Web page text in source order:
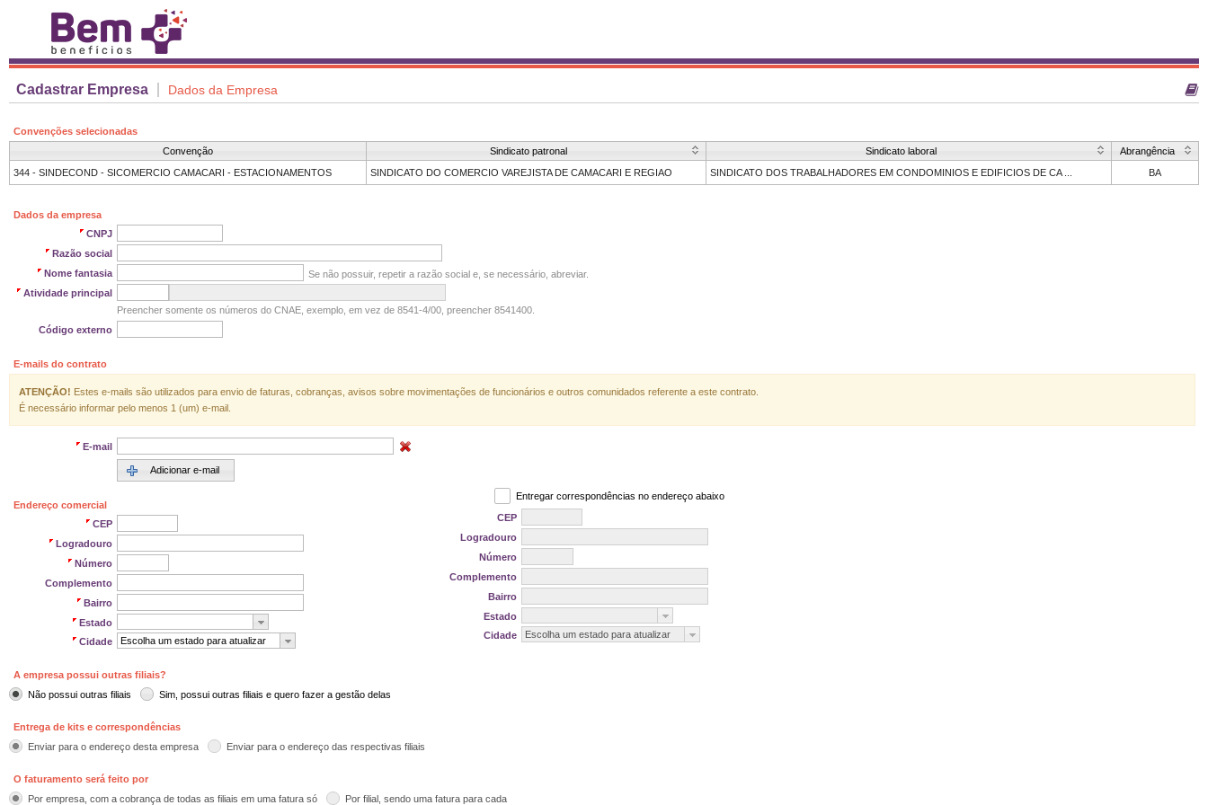
Cadastrar Empresa Dados da Empresa
Convenções selecionadas
Convenção
Sindicato patronal Sindicato laboral
Abrangência
SINDICATO DO COMERCIO VAREJISTA DE CAMACARI E REGIAO SINDICATO DOS TRABALHADORES EM CONDOMINIOS E EDIFICIOS DE CA ... BA
Dados da empresa
CNPJ
Razão social
Nome fantasia
Se não possuir, repetir a razão social e, se necessário, abreviar.
Atividade principal
Preencher somente os números do CNAE, exemplo, em vez de 8541-4/00, preencher 8541400.
Código externo
E-mails do contrato
ATENÇÃO! Estes e-mails são utilizados para envio de faturas, cobranças, avisos sobre movimentações de funcionários e outros comunidados referente a este contrato.
É necessário informar pelo menos 1 (um) e-mail.
E-mail
Adicionar e-mail
Endereço comercial
CEP
Logradouro
Número
Complemento
Bairro
Estado
Cidade
Escolha um estado para atualizar
Entregar correspondências no endereço abaixo
CEP
Logradouro
Número
Complemento
Bairro
Estado
Cidade
Escolha um estado para atualizar
A empresa possui outras filiais?
Não possui outras filiais
Sim, possui outras filiais e quero fazer a gestão delas
Entrega de kits e correspondências
Enviar para o endereço desta empresa
Enviar para o endereço das respectivas filiais
O faturamento será feito por
Por empresa, com a cobrança de todas as filiais em uma fatura só
Por filial, sendo uma fatura para cada